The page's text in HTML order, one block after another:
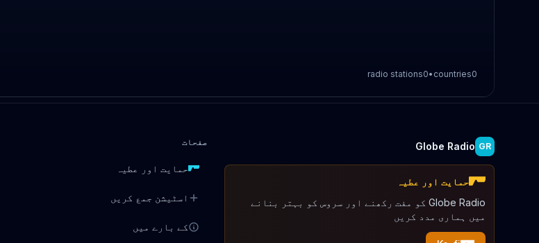
0
countries
•
0
radio stations
GR
Globe Radio
حمایت اور عطیہ
Globe Radio کو مفت رکھنے اور سروس کو بہتر بنانے
میں ہماری مدد کریں
صفحات
حمایت اور عطیہ
اسٹیشن جمع کریں
کے بارے میں